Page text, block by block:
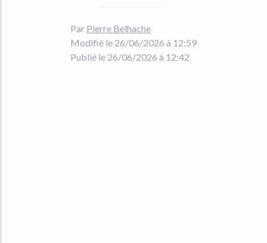
Par Pierre Belhache
Modifié le 26/06/2026 à 12:59
Publié le 26/06/2026 à 12:42